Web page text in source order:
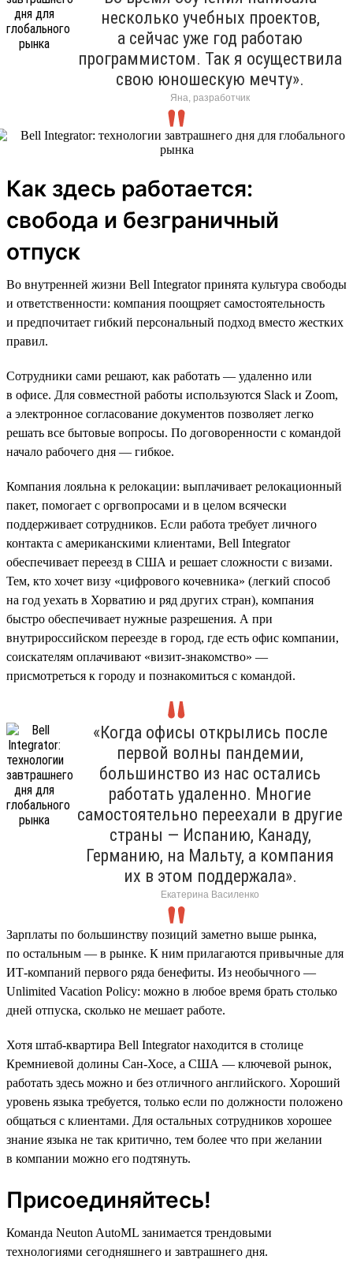
несколько учебных проектов,
а сейчас уже год работаю
программистом. Так я осуществила
свою юношескую мечту».
Яна, разработчик
Как здесь работается:
свобода и безграничный
отпуск
Во внутренней жизни Bell Integrator принята культура свободы
и ответственности: компания поощряет самостоятельность
и предпочитает гибкий персональный подход вместо жестких
правил.
Сотрудники сами решают, как работать — удаленно или
в офисе. Для совместной работы используются Slack и Zoom,
а электронное согласование документов позволяет легко
решать все бытовые вопросы. По договоренности с командой
начало рабочего дня — гибкое.
Компания лояльна к релокации: выплачивает релокационный
пакет, помогает с оргвопросами и в целом всячески
поддерживает сотрудников. Если работа требует личного
контакта с американскими клиентами, Bell Integrator
обеспечивает переезд в США и решает сложности с визами.
Тем, кто хочет визу «цифрового кочевника» (легкий способ
на год уехать в Хорватию и ряд других стран), компания
быстро обеспечивает нужные разрешения. А при
внутрироссийском переезде в город, где есть офис компании,
соискателям оплачивают «визит-знакомство» —
присмотреться к городу и познакомиться с командой.
«Когда офисы открылись после
первой волны пандемии,
большинство из нас остались
работать удаленно. Многие
самостоятельно переехали в другие
страны — Испанию, Канаду,
Германию, на Мальту, а компания
их в этом поддержала».
Екатерина Василенко
Зарплаты по большинству позиций заметно выше рынка,
по остальным — в рынке. К ним прилагаются привычные для
ИТ-компаний первого ряда бенефиты. Из необычного —
Unlimited Vacation Policy: можно в любое время брать столько
дней отпуска, сколько не мешает работе.
Хотя штаб-квартира Bell Integrator находится в столице
Кремниевой долины Сан-Хосе, а США — ключевой рынок,
работать здесь можно и без отличного английского. Хороший
уровень языка требуется, только если по должности положено
общаться с клиентами. Для остальных сотрудников хорошее
знание языка не так критично, тем более что при желании
в компании можно его подтянуть.
Присоединяйтесь!
Команда Neuton AutoML занимается трендовыми
технологиями сегодняшнего и завтрашнего дня.